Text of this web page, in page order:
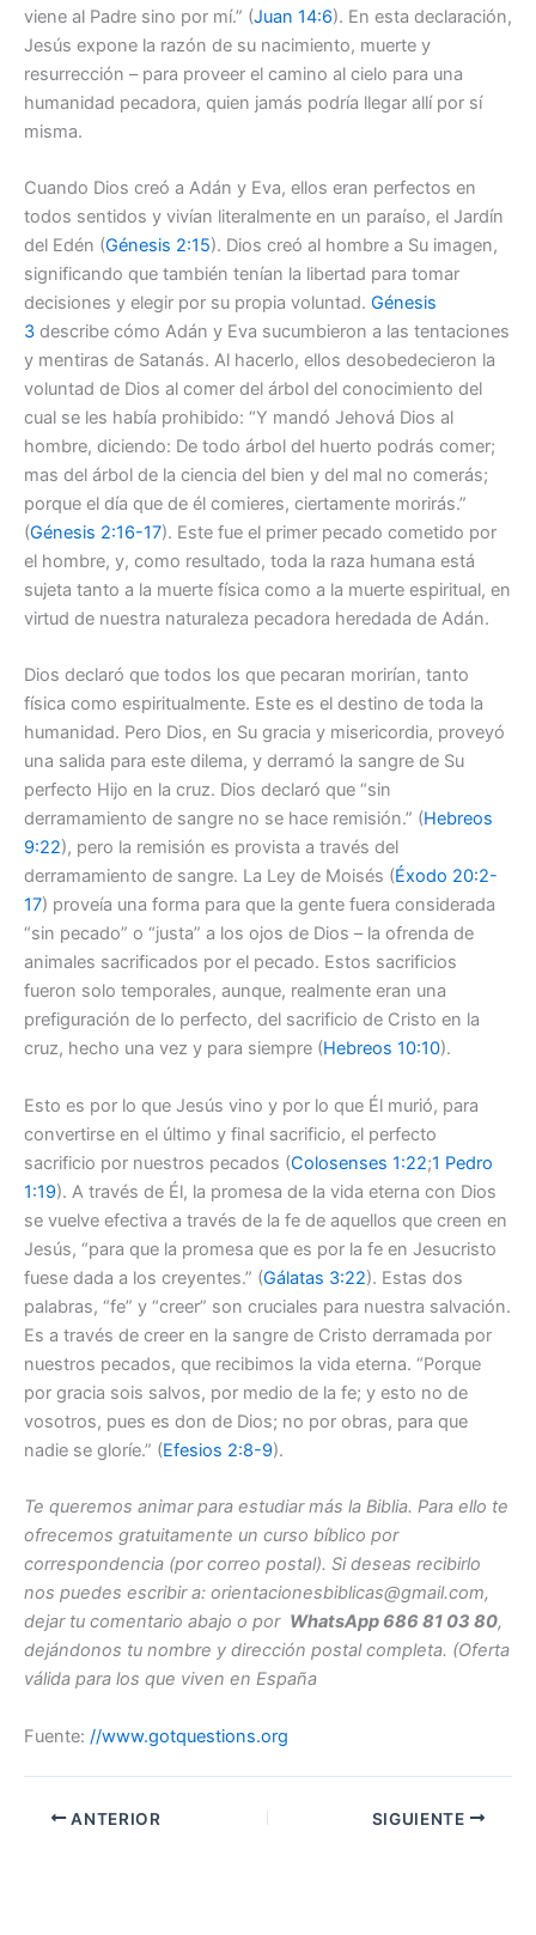
viene al Padre sino por mí.” (Juan 14:6). En esta declaración,
Jesús expone la razón de su nacimiento, muerte y
resurrección – para proveer el camino al cielo para una
humanidad pecadora, quien jamás podría llegar allí por sí
misma.
Cuando Dios creó a Adán y Eva, ellos eran perfectos en
todos sentidos y vivían literalmente en un paraíso, el Jardín
del Edén (Génesis 2:15). Dios creó al hombre a Su imagen,
significando que también tenían la libertad para tomar
decisiones y elegir por su propia voluntad. Génesis
3 describe cómo Adán y Eva sucumbieron a las tentaciones
y mentiras de Satanás. Al hacerlo, ellos desobedecieron la
voluntad de Dios al comer del árbol del conocimiento del
cual se les había prohibido: “Y mandó Jehová Dios al
hombre, diciendo: De todo árbol del huerto podrás comer;
mas del árbol de la ciencia del bien y del mal no comerás;
porque el día que de él comieres, ciertamente morirás.”
(Génesis 2:16-17). Este fue el primer pecado cometido por
el hombre, y, como resultado, toda la raza humana está
sujeta tanto a la muerte física como a la muerte espiritual, en
virtud de nuestra naturaleza pecadora heredada de Adán.
Dios declaró que todos los que pecaran morirían, tanto
física como espiritualmente. Este es el destino de toda la
humanidad. Pero Dios, en Su gracia y misericordia, proveyó
una salida para este dilema, y derramó la sangre de Su
perfecto Hijo en la cruz. Dios declaró que “sin
derramamiento de sangre no se hace remisión.” (Hebreos
9:22), pero la remisión es provista a través del
derramamiento de sangre. La Ley de Moisés (Éxodo 20:2-
17) proveía una forma para que la gente fuera considerada
“sin pecado” o “justa” a los ojos de Dios – la ofrenda de
animales sacrificados por el pecado. Estos sacrificios
fueron solo temporales, aunque, realmente eran una
prefiguración de lo perfecto, del sacrificio de Cristo en la
cruz, hecho una vez y para siempre (Hebreos 10:10).
Esto es por lo que Jesús vino y por lo que Él murió, para
convertirse en el último y final sacrificio, el perfecto
sacrificio por nuestros pecados (Colosenses 1:22;1 Pedro
1:19). A través de Él, la promesa de la vida eterna con Dios
se vuelve efectiva a través de la fe de aquellos que creen en
Jesús, “para que la promesa que es por la fe en Jesucristo
fuese dada a los creyentes.” (Gálatas 3:22). Estas dos
palabras, “fe” y “creer” son cruciales para nuestra salvación.
Es a través de creer en la sangre de Cristo derramada por
nuestros pecados, que recibimos la vida eterna. “Porque
por gracia sois salvos, por medio de la fe; y esto no de
vosotros, pues es don de Dios; no por obras, para que
nadie se gloríe.” (Efesios 2:8-9).
Te queremos animar para estudiar más la Biblia. Para ello te
ofrecemos gratuitamente un curso bíblico por
correspondencia (por correo postal). Si deseas recibirlo
nos puedes escribir a: orientacionesbiblicas@gmail.com,
dejar tu comentario abajo o por WhatsApp 686 81 03 80,
dejándonos tu nombre y dirección postal completa. (Oferta
válida para los que viven en España
Fuente: //www.gotquestions.org
ANTERIOR SIGUIENTE